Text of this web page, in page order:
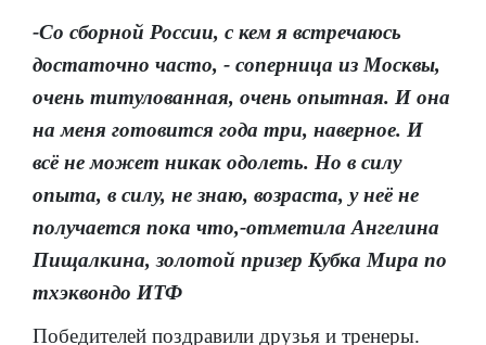
-Со сборной России, с кем я встречаюсь
достаточно часто, - соперница из Москвы,
очень титулованная, очень опытная. И она
на меня готовится года три, наверное. И
всё не может никак одолеть. Но в силу
опыта, в силу, не знаю, возраста, у неё не
получается пока что,-отметила Ангелина
Пищалкина, золотой призер Кубка Мира по
тхэквондо ИТФ
Победителей поздравили друзья и тренеры.